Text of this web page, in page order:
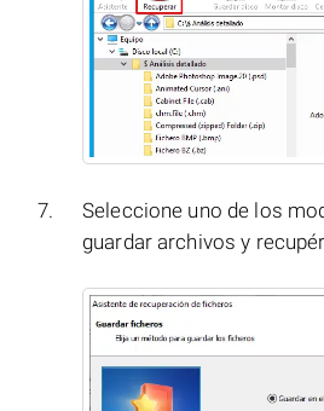
Seleccione uno de los
guardar archivos y